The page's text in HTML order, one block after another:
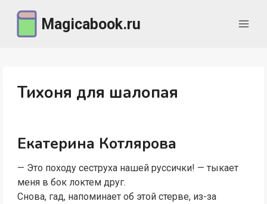
содержимому
Magicabook.ru
Тихоня для шалопая
Екатерина Котлярова
— Это походу сеструха нашей руссички! — тыкает
меня в бок локтем друг.
Снова, гад, напоминает об этой стерве, из-за